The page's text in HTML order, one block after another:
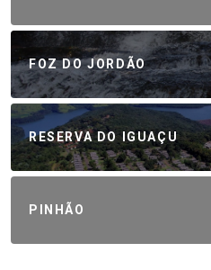
FOZ DO JORDÃO
RESERVA DO IGUAÇU
PINHÃO